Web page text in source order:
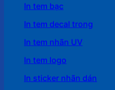
In tem bạc
In tem decal trong
In tem nhãn UV
In tem logo
In sticker nhãn dán